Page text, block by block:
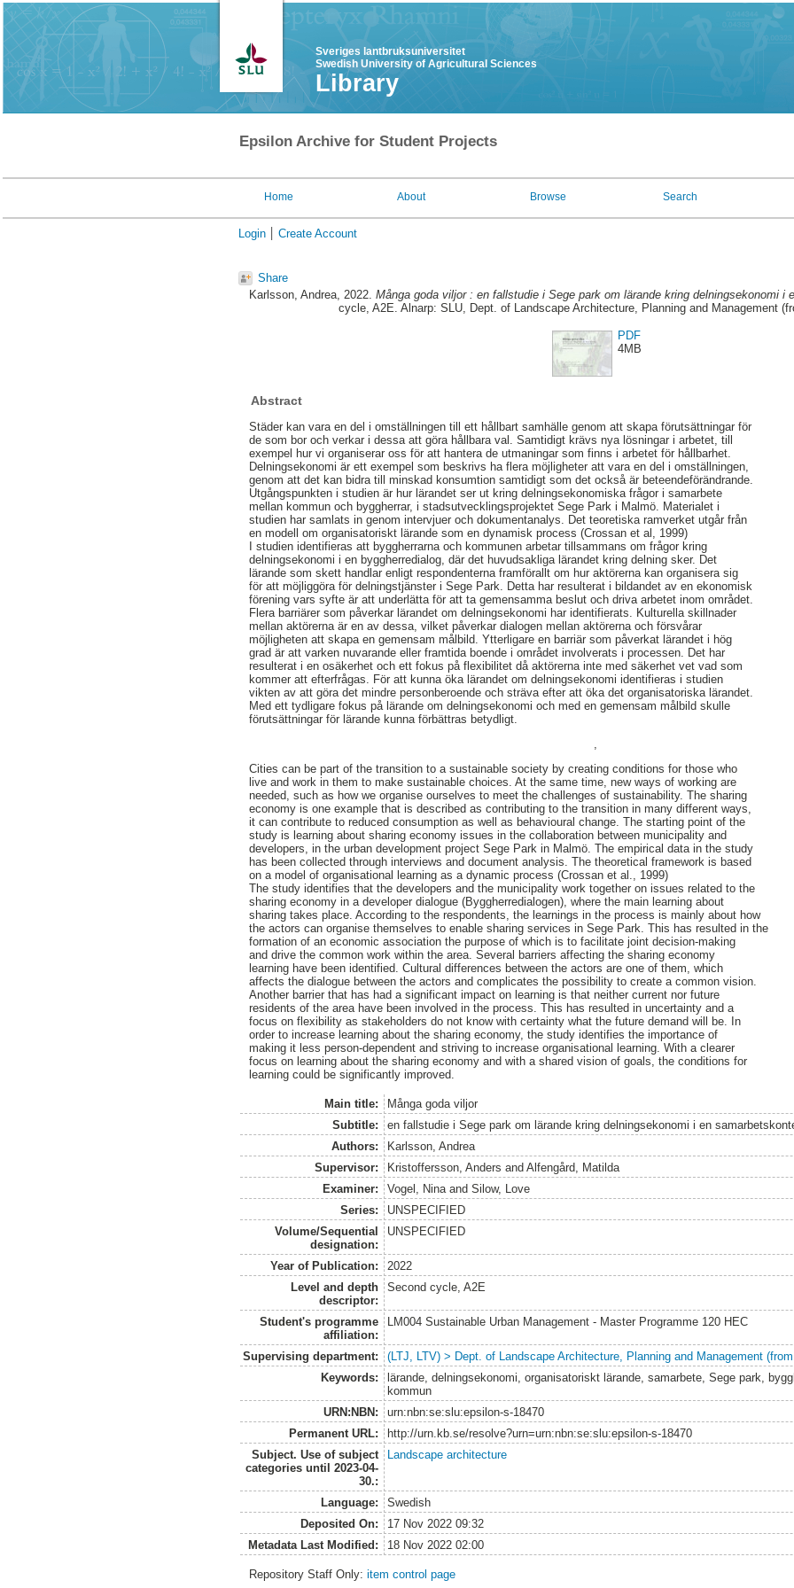
Sveriges lantbruksuniversitet
Swedish University of Agricultural Sciences
Library
Epsilon Archive for Student Projects
Home About Browse Search
Login Create Account
Share
Karlsson, Andrea, 2022. Många goda viljor : en fallstudie i Sege park om lärande kring delningsekonomi i
cycle, A2E. Alnarp: SLU, Dept. of Landscape Architecture, Planning and Management
PDF
4MB
Abstract
Städer kan vara en del i omställningen till ett hållbart samhälle genom att skapa förutsättningar för
de som bor och verkar i dessa att göra hållbara val. Samtidigt krävs nya lösningar i arbetet, till
exempel hur vi organiserar oss för att hantera de utmaningar som finns i arbetet för hållbarhet.
Delningsekonomi är ett exempel som beskrivs ha flera möjligheter att vara en del i omställningen,
genom att det kan bidra till minskad konsumtion samtidigt som det också är beteendeförändrande.
Utgångspunkten i studien är hur lärandet ser ut kring delningsekonomiska frågor i samarbete
mellan kommun och byggherrar, i stadsutvecklingsprojektet Sege Park i Malmö. Materialet i
studien har samlats in genom intervjuer och dokumentanalys. Det teoretiska ramverket utgår från
en modell om organisatoriskt lärande som en dynamisk process (Crossan et al, 1999)
I studien identifieras att byggherrarna och kommunen arbetar tillsammans om frågor kring
delningsekonomi i en byggherredialog, där det huvudsakliga lärandet kring delning sker. Det
lärande som skett handlar enligt respondenterna framförallt om hur aktörerna kan organisera sig
för att möjliggöra för delningstjänster i Sege Park. Detta har resulterat i bildandet av en ekonomisk
förening vars syfte är att underlätta för att ta gemensamma beslut och driva arbetet inom området.
Flera barriärer som påverkar lärandet om delningsekonomi har identifierats. Kulturella skillnader
mellan aktörerna är en av dessa, vilket påverkar dialogen mellan aktörerna och försvårar
möjligheten att skapa en gemensam målbild. Ytterligare en barriär som påverkat lärandet i hög
grad är att varken nuvarande eller framtida boende i området involverats i processen. Det har
resulterat i en osäkerhet och ett fokus på flexibilitet då aktörerna inte med säkerhet vet vad som
kommer att efterfrågas. För att kunna öka lärandet om delningsekonomi identifieras i studien
vikten av att göra det mindre personberoende och sträva efter att öka det organisatoriska lärandet.
Med ett tydligare fokus på lärande om delningsekonomi och med en gemensam målbild skulle
förutsättningar för lärande kunna förbättras betydligt.
Cities can be part of the transition to a sustainable society by creating conditions for those who
live and work in them to make sustainable choices. At the same time, new ways of working are
needed, such as how we organise ourselves to meet the challenges of sustainability. The sharing
economy is one example that is described as contributing to the transition in many different ways,
it can contribute to reduced consumption as well as behavioural change. The starting point of the
study is learning about sharing economy issues in the collaboration between municipality and
developers, in the urban development project Sege Park in Malmö. The empirical data in the study
has been collected through interviews and document analysis. The theoretical framework is based
on a model of organisational learning as a dynamic process (Crossan et al., 1999)
The study identifies that the developers and the municipality work together on issues related to the
sharing economy in a developer dialogue (Byggherredialogen), where the main learning about
sharing takes place. According to the respondents, the learnings in the process is mainly about how
the actors can organise themselves to enable sharing services in Sege Park. This has resulted in the
formation of an economic association the purpose of which is to facilitate joint decision-making
and drive the common work within the area. Several barriers affecting the sharing economy
learning have been identified. Cultural differences between the actors are one of them, which
affects the dialogue between the actors and complicates the possibility to create a common vision.
Another barrier that has had a significant impact on learning is that neither current nor future
residents of the area have been involved in the process. This has resulted in uncertainty and a
focus on flexibility as stakeholders do not know with certainty what the future demand will be. In
order to increase learning about the sharing economy, the study identifies the importance of
making it less person-dependent and striving to increase organisational learning. With a clearer
focus on learning about the sharing economy and with a shared vision of goals, the conditions for
learning could be significantly improved.
Main title:
Många goda viljor
Subtitle:
en fallstudie i Sege park om lärande kring delningsekonomi i en
Authors:
Karlsson, Andrea
Supervisor:
Kristoffersson, Anders and Alfengård, Matilda
Examiner:
Vogel, Ninaand Silow, Love
Series:
UNSPECIFIED
Volume/Sequential
designation:
UNSPECIFIED
Year of Publication:
2022
Level and depth
descriptor:
Second cycle, A2E
Student's programme
affiliation:
LM004 Sustainable Urban Management - Master Programme 120 HEC
Supervising department:
(LTJ, LTV) > Dept. of Landscape Architecture, Planning and Management
Keywords:
lärande, delningsekonomi, organisatoriskt lärande, samarbete, Sege park,
kommun
URN:NBN:
urn:nbn:se:slu:epsilon-s-18470
Permanent URL:
http://urn.kb.se/resolve?urn=urn:nbn:se:slu:epsilon-s-18470
Subject. Use of subject
categories until 2023-04-
30.:
Landscape architecture
Language:
Swedish
Deposited On:
17 Nov 2022 09:32
Metadata Last Modified:
18 Nov 2022 02:00
Repository Staff Only:item control page